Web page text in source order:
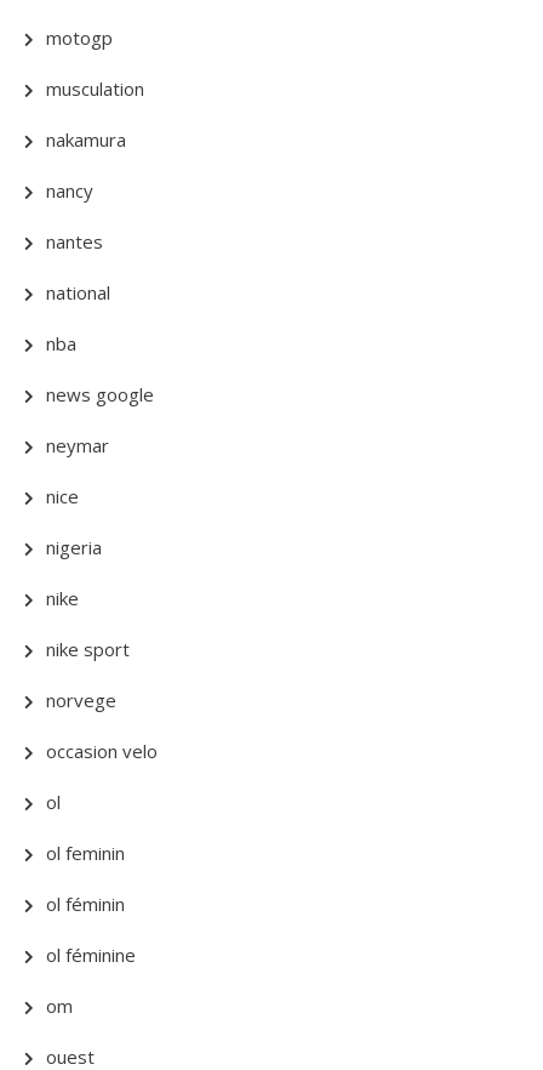
motogp
musculation
nakamura
nancy
nantes
national
nba
news google
neymar
nice
nigeria
nike
nike sport
norvege
occasion velo
ol
ol feminin
ol féminin
ol féminine
om
ouest